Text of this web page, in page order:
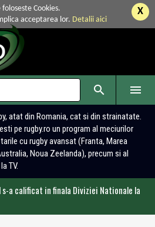
X
Cookies.
acceptarea lor. Detalii aici
 
atat din Romania, cat si din strainatate.
pe rugby.ro un program al meciurilor
cu rugby avansat (Franta, Marea
Noua Zeelanda), precum si al
TV.
s-a calificat in finala Diviziei Nationale la